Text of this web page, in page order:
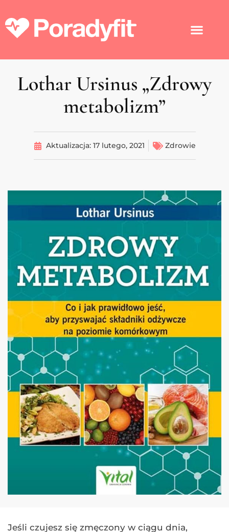
Lothar Ursinus „Zdrowy
metabolizm”
Aktualizacja: 17 lutego, 2021 Zdrowie
Jeśli czujesz się zmęczony w ciągu dnia,